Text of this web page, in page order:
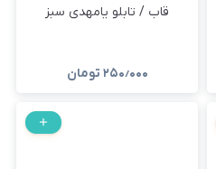
قاب / تابلو یامهدی سبز
۲۵۰٫۰۰۰ تومان